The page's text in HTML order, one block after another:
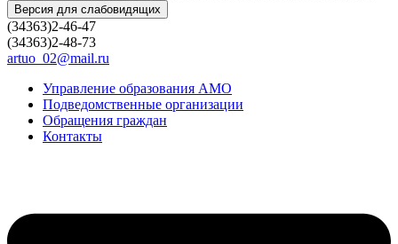
Версия для слабовидящих
(34363)2-46-47
(34363)2-48-73
artuo_02@mail.ru
Управление образования АМО
Подведомственные организации
Обращения граждан
Контакты